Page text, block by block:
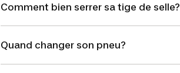
Comment bien serrer sa tige de selle?
Quand changer son pneu?